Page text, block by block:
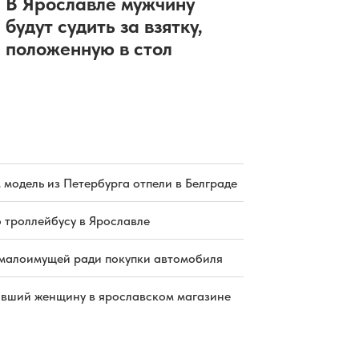
будут судить за взятку,
положенную в стол
из Петербурга отпели в Белграде
троллейбусу в Ярославле
ради покупки автомобиля
женщину в ярославском магазине